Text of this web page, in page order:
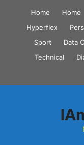
content
Home Home
Hyperflex
Sport
Data
Technical